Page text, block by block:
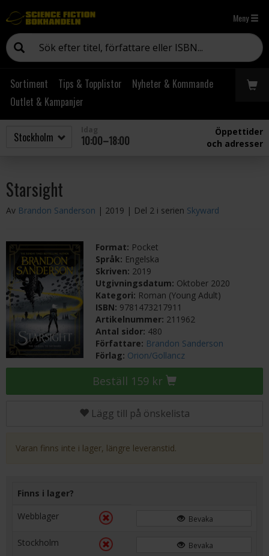
Meny
Sortiment Tips & Topplistor
Nyheter & Kommande
Outlet & Kampanjer
10:00–18:00
Öppettider
och adresser
Starsight
Av Brandon Sanderson | 2019 | Del 2 i serien Skyward
Format: Pocket
Språk: Engelska
Skriven: 2019
Utgivningsdatum: Oktober 2020
Kategori: Roman (Young Adult)
ISBN: 9781473217911
Artikelnummer: 211962
Antal sidor: 480
Författare: Brandon Sanderson
Förlag: Orion/Gollancz
Beställ 159 kr
Lägg till på önskelista
Varan finns inte i lager, längre leveranstid.
Finns i lager?
Webblager
Bevaka
Stockholm Bevaka